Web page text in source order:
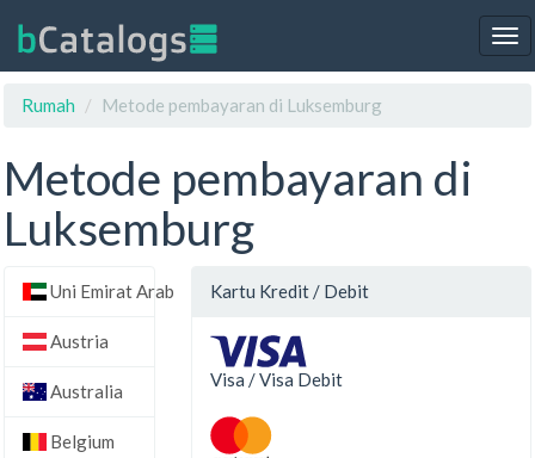
Rumah
Metode pembayaran di Luksemburg
Metode pembayaran di
Luksemburg
Uni Emirat Arab
Austria
Australia
Belgium
Kartu Kredit / Debit
Visa / Visa Debit